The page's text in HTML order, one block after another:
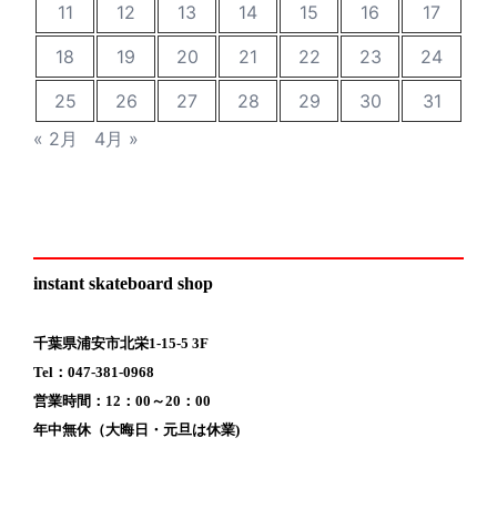
11
12 13 14 15 16
17
18
19 20 21 22 23
24
25
26 27 28 29 30
31
« 2月
4月 »
instant skateboard shop
千葉県浦安市北栄1-15-5 3F
Tel：047-381-0968
営業時間：12：00～20：00
年中無休（大晦日・元旦は休業)